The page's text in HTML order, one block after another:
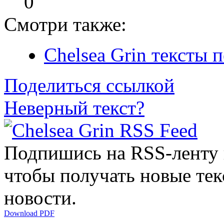
Смотри также:
Chelsea Grin тексты
Поделиться ссылкой
Неверный текст?
Подпишись на RSS-
чтобы получать новые
новости.
Download PDF